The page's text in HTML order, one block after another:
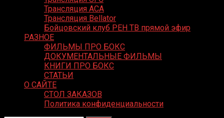
Трансляция ACA
Трансляция Bellator
Бойцовский клуб РЕН ТВ прямой эфир
РАЗНОЕ
ФИЛЬМЫ ПРО БОКС
ДОКУМЕНТАЛЬНЫЕ ФИЛЬМЫ
КНИГИ ПРО БОКС
СТАТЬИ
О САЙТЕ
СТОЛ ЗАКАЗОВ
Политика конфиденциальности